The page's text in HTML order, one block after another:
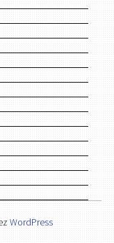
WordPress